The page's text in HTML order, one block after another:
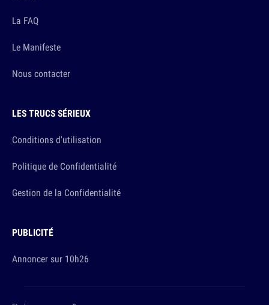
La FAQ
Le Manifeste
Nous contacter
LES TRUCS SÉRIEUX
Conditions d'utilisation
Politique de Confidentialité
Gestion de la Confidentialité
PUBLICITÉ
Annoncer sur 10h26